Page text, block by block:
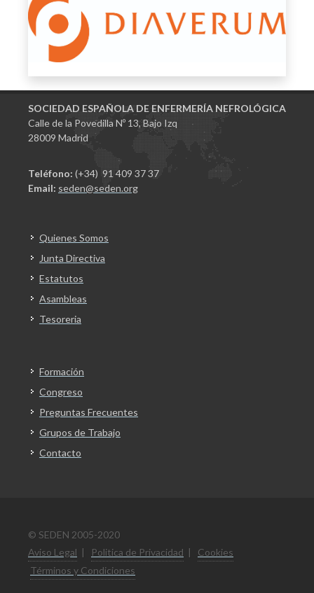
SOCIEDAD ESPAÑOLA DE ENFERMERÍA NEFROLÓGICA
Calle de la Povedilla Nº 13, Bajo Izq
28009 Madrid
Teléfono: (+34) 91 409 37 37
Email: seden@seden.org
Quienes Somos
Junta Directiva
Estatutos
Asambleas
Tesoreria
Formación
Congreso
Preguntas Frecuentes
Grupos de Trabajo
Contacto
© SEDEN 2005-2020
Aviso Legal | Politica de Privacidad |
Cookies
Términos y Condiciones